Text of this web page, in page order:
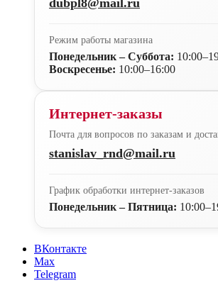
dubpl8@mail.ru
Режим работы магазина
Понедельник – Суббота:
Воскресенье: 10:00–16:00
Интернет-заказы
Почта для вопросов по заказам и
stanislav_rnd@mail.ru
График обработки интернет-заказов
Понедельник – Пятница:
ВКонтакте
Max
Telegram